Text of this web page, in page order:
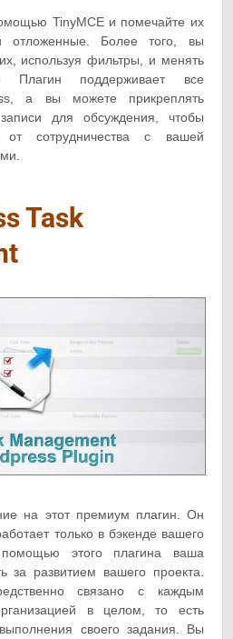
TinyMCE и помечайте их
отложенные. Более того, вы
используя фильтры, и менять
Плагин поддерживает все
а вы можете прикреплять
для обсуждения, чтобы
от сотрудничества с вашей
Task
на этот премиум плагин. Он
только в бэкенде вашего
этого плагина ваша
за развитием вашего проекта.
связано с каждым
в целом, то есть
своего задания. Вы